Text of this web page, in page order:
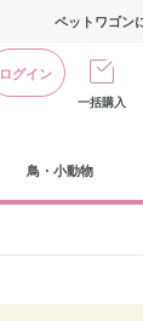
ログイン
ペットワゴン
一括購入
鳥・小動物